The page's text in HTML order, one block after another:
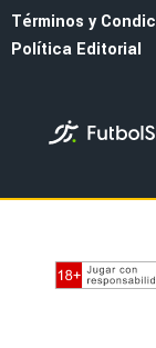
Términos y
Política Editorial